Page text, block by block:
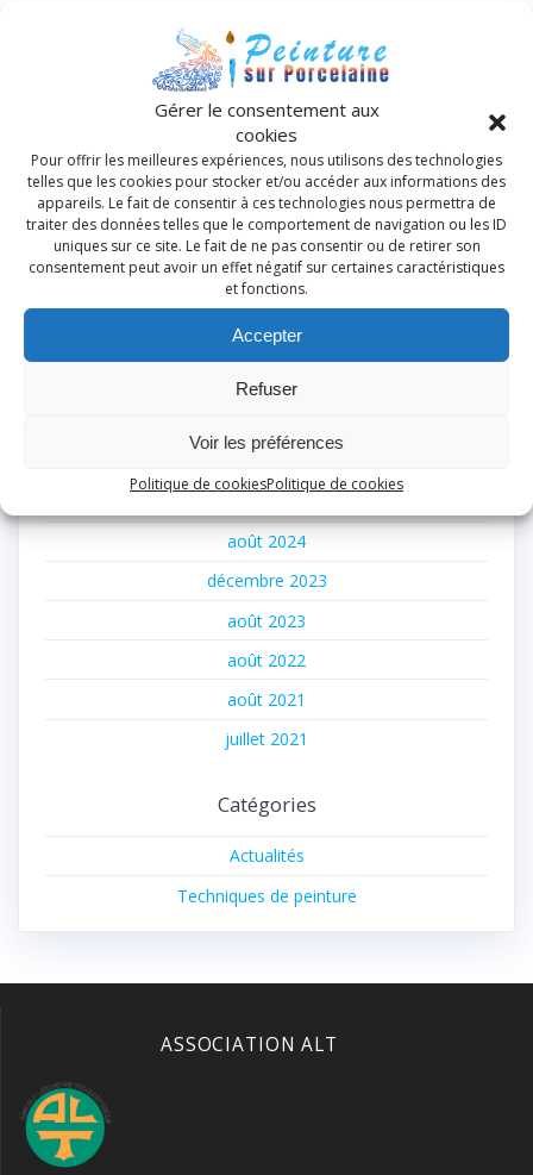
Gérer le consentement aux
cookies
Pour offrir les meilleures expériences, nous utilisons des technologies
telles que les cookies pour stocker et/ou accéder aux informations des
appareils. Le fait de consentir à ces technologies nous permettra de
traiter des données telles que le comportement de navigation ou les ID
uniques sur ce site. Le fait de ne pas consentir ou de retirer son
consentement peut avoir un effet négatif sur certaines caractéristiques
et fonctions.
Accepter
Refuser
Voir les préférences
Politique de cookiesPolitique de cookies
l’article
du 4 septembre 2021
Articles Récents
Rentrée 2025/2026 « Peinture sur porcelaine »,
Tournefeuille.
FORUM SAMEDI 7 SEPTEMBRE 2024 POUR
INSCRIPTIONS
STAGE TECHNIQUE « LUSTRE EN PORCELAINE »
LES INSCRIPTIONS POUR 2023
REPRISE DES COURS 2023
Archives
août 2024
décembre 2023
août 2023
août 2022
août 2021
juillet 2021
Catégories
Actualités
Techniques de peinture
ASSOCIATION ALT